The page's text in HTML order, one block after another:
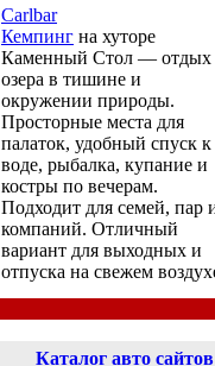
Carlbar
Кемпинг на хуторе
Каменный Стол — отдых
озера в тишине и
окружении природы.
Просторные места для
палаток, удобный спуск к
воде, рыбалка, купание и
костры по вечерам.
Подходит для семей, пар
компаний. Отличный
вариант для выходных и
отпуска на свежем
Каталог авто сайтов